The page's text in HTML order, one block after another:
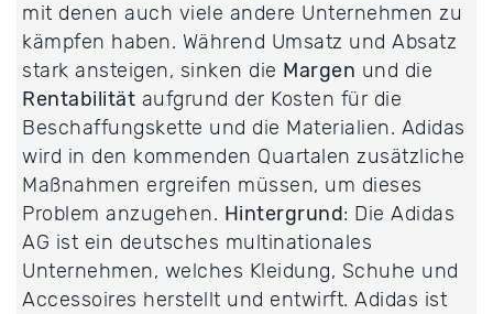
mit denen auch viele andere Unternehmen zu
kämpfen haben. Während Umsatz und Absatz
stark ansteigen, sinken die Margen und die
Rentabilität aufgrund der Kosten für die
Beschaffungskette und die Materialien. Adidas
wird in den kommenden Quartalen zusätzliche
Maßnahmen ergreifen müssen, um dieses
Problem anzugehen. Hintergrund: Die Adidas
AG ist ein deutsches multinationales
Unternehmen, welches Kleidung, Schuhe und
Accessoires herstellt und entwirft. Adidas ist